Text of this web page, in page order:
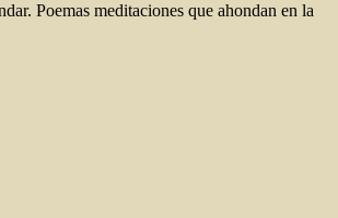
Poemas meditaciones que ahondan en la